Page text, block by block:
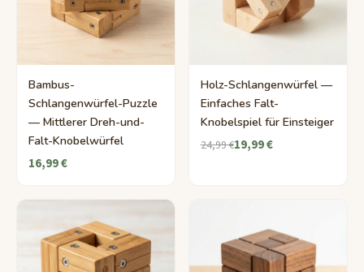
Bambus-
Schlangenwürfel-Puzzle
— Mittlerer Dreh-und-
Falt-Knobelwürfel
16,99 €
Holz-Schlangenwürfel —
Einfaches Falt-
Knobelspiel für Einsteiger
24,99 €19,99 €